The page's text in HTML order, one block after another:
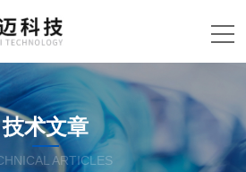
技术文章
ARTICLES